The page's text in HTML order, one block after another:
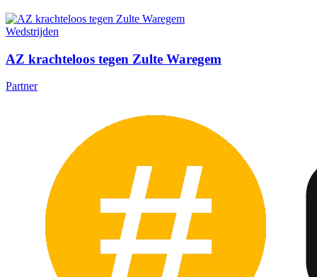
Wedstrijden
AZ krachteloos tegen Zulte Waregem
Partner